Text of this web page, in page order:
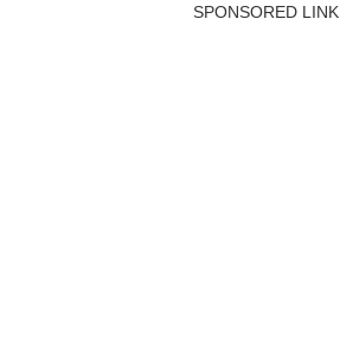
SPONSORED LINK